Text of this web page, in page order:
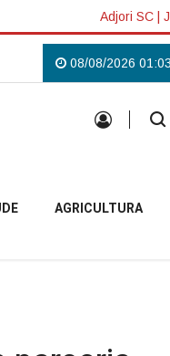
Adjori SC |
do Sul Uma tradição que
08/08/2026 01:03
AGRICULTURA